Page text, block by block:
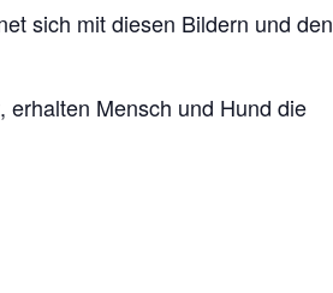
sich mit diesen Bildern und den
Mensch und Hund die